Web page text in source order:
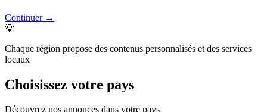
Continuer →
💡
Chaque région propose des contenus personnalisés et des services
locaux
Choisissez votre pays
Découvrez nos annonces dans votre pays